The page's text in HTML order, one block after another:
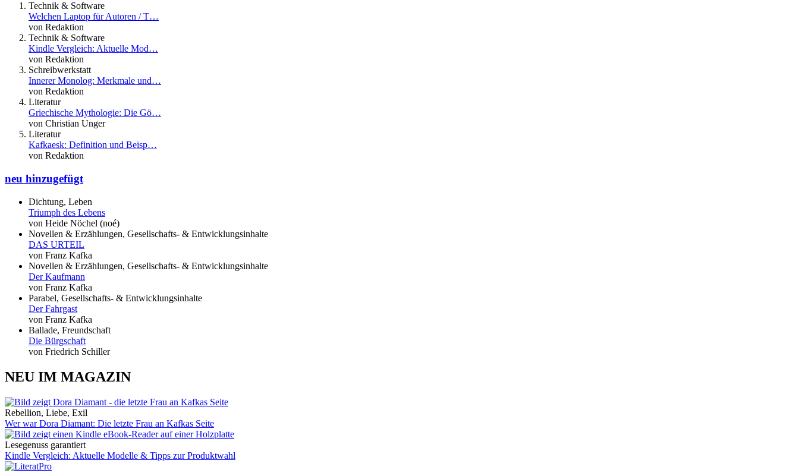
Technik & Software
Welchen Laptop für Autoren / T…
von Redaktion
Technik & Software
Kindle Vergleich: Aktuelle Mod…
von Redaktion
Schreibwerkstatt
Innerer Monolog: Merkmale und…
von Redaktion
Literatur
Griechische Mythologie: Die Gö…
von Christian Unger
Literatur
Kafkaesk: Definition und Beisp…
von Redaktion
neu hinzugefügt
Dichtung, Leben
Triumph des Lebens
von Heide Nöchel (noé)
Novellen & Erzählungen, Gesellschafts- & Entwicklungsinhalte
DAS URTEIL
von Franz Kafka
Novellen & Erzählungen, Gesellschafts- & Entwicklungsinhalte
Der Kaufmann
von Franz Kafka
Parabel, Gesellschafts- & Entwicklungsinhalte
Der Fahrgast
von Franz Kafka
Ballade, Freundschaft
Die Bürgschaft
von Friedrich Schiller
NEU IM MAGAZIN
Rebellion, Liebe, Exil
Wer war Dora Diamant: Die letzte Frau an Kafkas Seite
Lesegenuss garantiert
Kindle Vergleich: Aktuelle Modelle & Tipps zur Produktwahl